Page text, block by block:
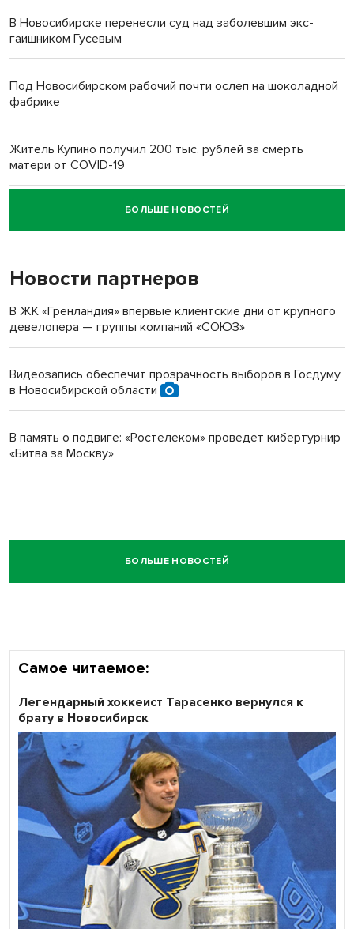
В Новосибирске перенесли суд над заболевшим экс-
гаишником Гусевым
Под Новосибирском рабочий почти ослеп на шоколадной
фабрике
Житель Купино получил 200 тыс. рублей за смерть
матери от COVID-19
Новосибирский суд наказал водителя за смерть
пенсионерки на вокзале
БОЛЬШЕ НОВОСТЕЙ
Новости партнеров
В ЖК «Гренландия» впервые клиентские дни от крупного
девелопера — группы компаний «СОЮЗ»
Видеозапись обеспечит прозрачность выборов в Госдуму
в Новосибирской области
В память о подвиге: «Ростелеком» проведет кибертурнир
«Битва за Москву»
БОЛЬШЕ НОВОСТЕЙ
Самое читаемое:
Легендарный хоккеист Тарасенко вернулся к
брату в Новосибирск